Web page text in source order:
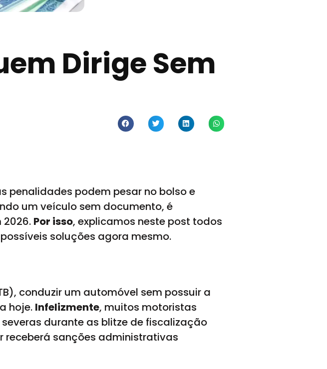
Dirige Sem
penalidades podem pesar no bolso e
um veículo sem documento, é
Por isso, explicamos neste post todos
soluções agora mesmo.
conduzir um automóvel sem possuir a
hoje. Infelizmente, muitos motoristas
durante as blitze de fiscalização
receberá sanções administrativas